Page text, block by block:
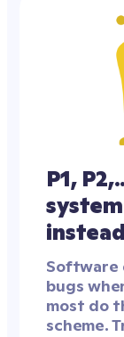
P1,
instead
Software
bugs
most do
scheme.